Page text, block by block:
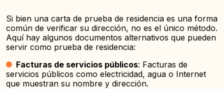
Si bien una carta de prueba de residencia es una forma
común de verificar su dirección, no es el único método.
Aquí hay algunos documentos alternativos que pueden
servir como prueba de residencia:
Facturas de servicios públicos: Facturas de
servicios públicos como electricidad, agua o Internet
que muestran su nombre y dirección.